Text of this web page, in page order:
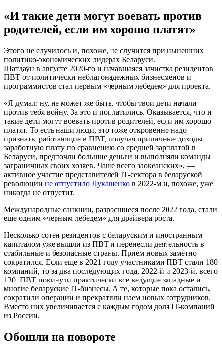
«И такие дети могут воевать против
родителей, если им хорошо платят»
Этого не случилось и, похоже, не случится при нынешних
политико-экономических лидерах Беларуси.
Шатдаун в августе 2020-го и начавшаяся зачистка резидентов
ПВТ от политически неблагонадежных бизнесменов и
программистов стал первым «черным лебедем» для проекта.
«Я думал: ну, не может же быть, чтобы твои дети начали
против тебя войну. За это и поплатились. Оказывается, что и
такие дети могут воевать против родителей, если им хорошо
платят. То есть наши люди, это тоже откровенно надо
признать, работающие в ПВТ, получая приличные доходы,
заработную плату по сравнению со средней зарплатой в
Беларуси, предпочли большие деньги и выполняли команды
заграничных своих хозяев. Чаще всего заокеанских», —
активное участие представителей IT-сектора в беларуской
революции не отпустило Лукашенко в 2022-м и, похоже, уже
никогда не отпустит.
Международные санкции, разросшиеся после 2022 года, стали
еще одним «черным лебедем» для драйвера роста.
Несколько сотен резидентов с беларуским и иностранным
капиталом уже вышли из ПВТ и перенесли деятельность в
стабильные и безопасные страны. Прием новых заметно
сократился. Если еще в 2021 году участниками ПВТ стали 180
компаний, то за два последующих года, 2022-й и 2023-й, всего
130. ПВТ покинули практически все ведущие западные и
многие беларуские IT-бизнесы. А те, которые пока остались,
сократили операции и прекратили наем новых сотрудников.
Вместо них увеличивается с каждым годом доля IT-компаний
из России.
Обошли на повороте